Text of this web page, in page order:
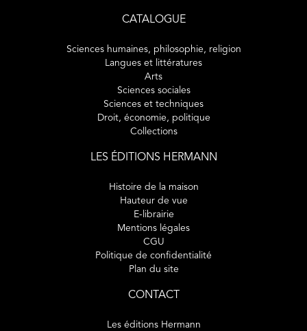
CATALOGUE
Sciences humaines, philosophie, religion
Langues et littératures
Arts
Sciences sociales
Sciences et techniques
Droit, économie, politique
Collections
LES ÉDITIONS HERMANN
Histoire de la maison
Hauteur de vue
E-librairie
Mentions légales
CGU
Politique de confidentialité
Plan du site
CONTACT
Les éditions Hermann